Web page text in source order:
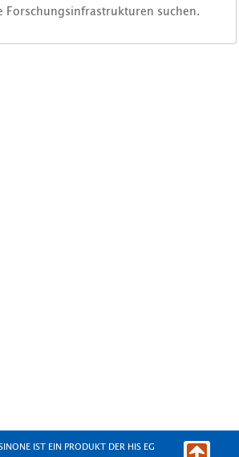
Forschungsinfrastrukturen suchen.
IST EIN PRODUKT DER HIS EG